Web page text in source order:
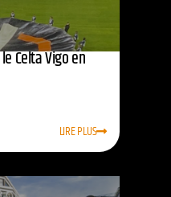
Celta Vigo en
LIRE PLUS